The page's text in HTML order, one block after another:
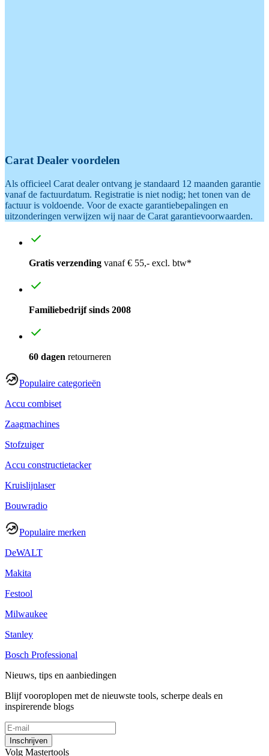
Carat Dealer voordelen
Als officieel Carat dealer ontvang je standaard 12 maanden garantie
vanaf de factuurdatum. Registratie is niet nodig; het tonen van de
factuur is voldoende. Voor de exacte garantiebepalingen en
uitzonderingen verwijzen wij naar de Carat garantievoorwaarden.
Gratis verzending vanaf € 55,- excl. btw*
Familiebedrijf sinds 2008
60 dagen retourneren
Populaire categorieën
Accu combiset
Zaagmachines
Stofzuiger
Accu constructietacker
Kruislijnlaser
Bouwradio
Populaire merken
DeWALT
Makita
Festool
Milwaukee
Stanley
Bosch Professional
Nieuws, tips en aanbiedingen
Blijf vooroplopen met de nieuwste tools, scherpe deals en
inspirerende blogs
Inschrijven
Volg Mastertools